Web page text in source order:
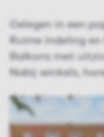
Gelegen in een
Ruime indeling
Balkons met
Nabij winkels,